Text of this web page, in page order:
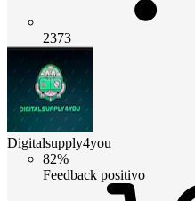
2373
Digitalsupply4you
82%
Feedback positivo